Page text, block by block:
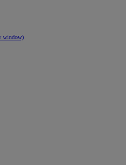
window)